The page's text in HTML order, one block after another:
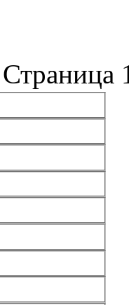
Страница